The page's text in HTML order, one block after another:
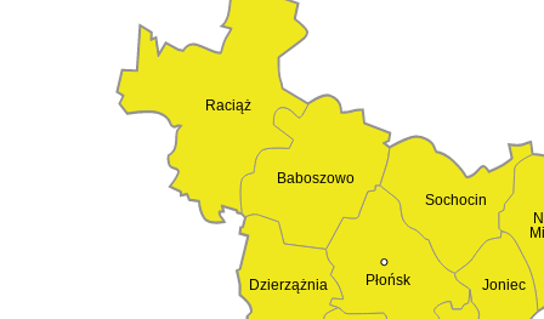
Płońsk
Baboszowo
Raciąż
Sochocin
Joniec
Dzierzążnia